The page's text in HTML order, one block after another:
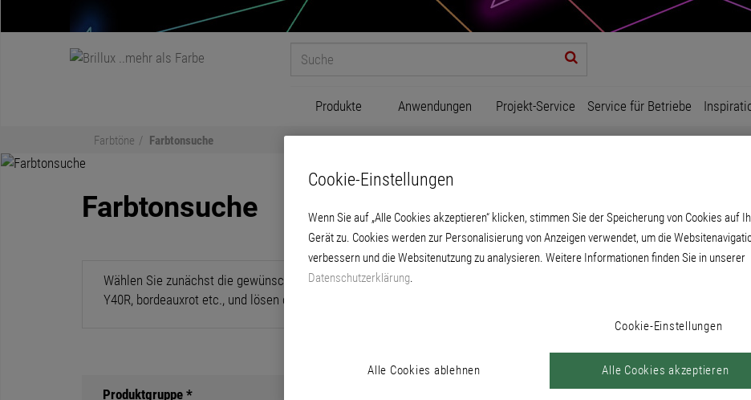
Produkte Anwendungen Projekt-Service Service für Betriebe
Farbtöne Farbtonsuche
Farbtonsuche
Wählen Sie zunächst die gewünschte Produktgruppe aus, ggf. auch das Produkt. Anschließend geben Sie eine
Y40R, bordeauxrot etc., und lösen die Suche aus. Die Auswahl der Farbkarte erfolgt im nächsten Schritt.
Produktgruppe * Produkt
Cookie-Einstellungen
Wenn Sie auf „Alle Cookies akzeptieren“ klicken, stimmen Sie der Speicherung von Cookies auf
Gerät zu. Cookies werden zur Personalisierung von Anzeigen verwendet, um die
verbessern und die Websitenutzung zu analysieren. Weitere Informationen finden Sie in unserer
Datenschutzerklärung.
Cookie-Einstellungen
Alle Cookies ablehnen Alle Cookies akzeptieren